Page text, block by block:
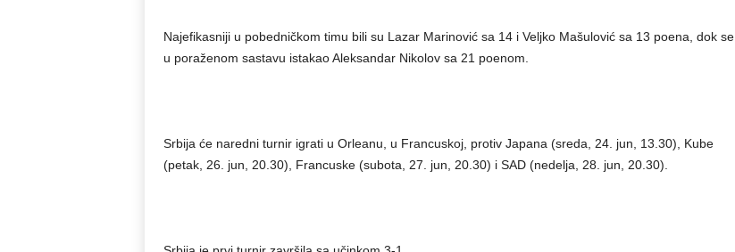
Najefikasniji u pobedničkom timu bili su Lazar Marinović sa 14 i Veljko Mašulović sa 13 poena, dok se
u poraženom sastavu istakao Aleksandar Nikolov sa 21 poenom.
Srbija će naredni turnir igrati u Orleanu, u Francuskoj, protiv Japana (sreda, 24. jun, 13.30), Kube
(petak, 26. jun, 20.30), Francuske (subota, 27. jun, 20.30) i SAD (nedelja, 28. jun, 20.30).